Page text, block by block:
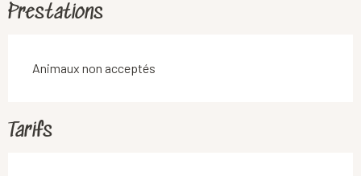
Prestations
Animaux non acceptés
Tarifs